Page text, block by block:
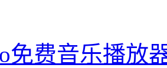
免费音乐播放